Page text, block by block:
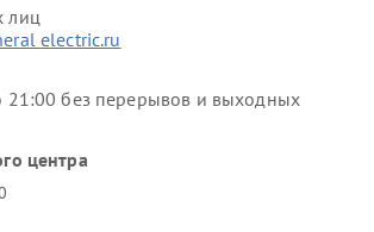
лиц
electric.ru
без перерывов и выходных
центра